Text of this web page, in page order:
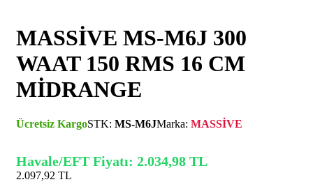
MASSİVE MS-M6J 300
WAAT 150 RMS 16 CM
MİDRANGE
Ücretsiz KargoSTK: MS-M6JMarka: MASSİVE
Havale/EFT Fiyatı: 2.034,98 TL
2.097,92 TL